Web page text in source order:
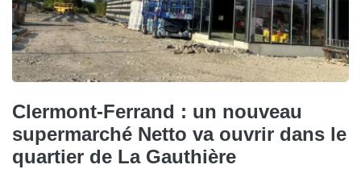
Clermont-Ferrand : un nouveau
supermarché Netto va ouvrir dans le
quartier de La Gauthière